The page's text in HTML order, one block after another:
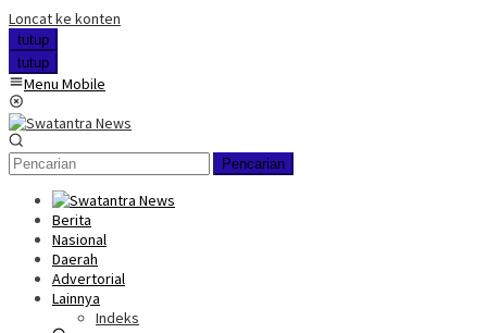
Loncat ke konten
tutup
tutup
Menu Mobile
Pencarian
Berita
Nasional
Daerah
Advertorial
Lainnya
Indeks